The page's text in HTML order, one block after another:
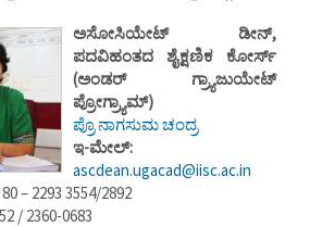
ಅಸೋಸಿಯೇಟ್ ಡೀನ್,
ಪದವಿಹಂತದ ಶೈಕ್ಷಣಿಕ ಕೋರ್ಸ್
(ಅಂಡರ್ ಗ್ರ್ಯಾಜುಯೇಟ್
ಪ್ರೋಗ್ರ್ಯಾಮ್)
ಪ್ರೊ ನಾಗಸುಮ ಚಂದ್ರ
ಇ-ಮೇಲ್:
ascdean.ugacad@iisc.ac.in
– 2293 3554/2892
/ 2360-0683